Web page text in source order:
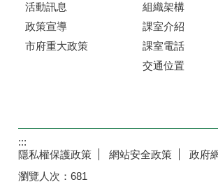
活動訊息
政策宣導
市府重大政策
組織架構
課室介紹
課室電話
交通位置
:::
隱私權保護政策
網站安全政策 政府
瀏覽人次： 681